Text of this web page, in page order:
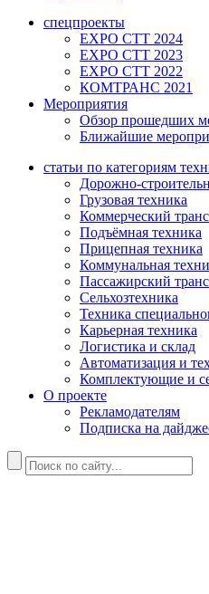
спецпроекты
EXPO CTT 2024
EXPO CTT 2023
EXPO CTT 2022
КОМТРАНС 2021
Мероприятия
Обзор прошедших
Ближайшие
статьи по категориям
Дорожно-
Грузовая техника
Коммерческий
Подъёмная техника
Прицепная техника
Коммунальная
Пассажирский
Сельхозтехника
Техника
Карьерная техника
Логистика и склад
Автоматизация и
Комплектующие и
О проекте
Рекламодателям
Подписка на